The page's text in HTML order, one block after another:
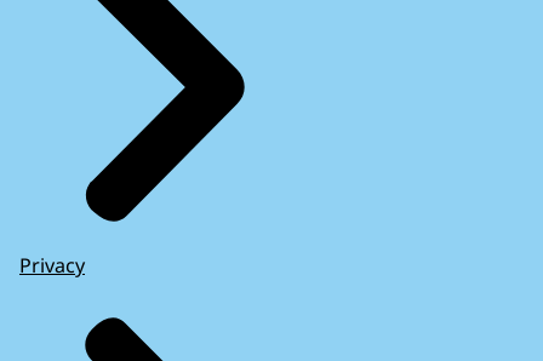
Privacy